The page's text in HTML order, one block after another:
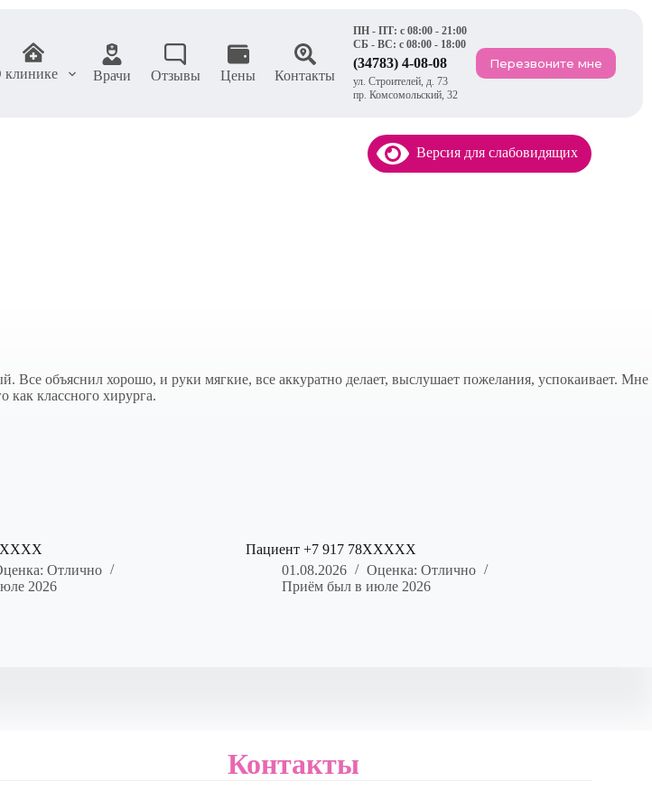
клинике Врачи Отзывы Цены Контакты
ПН - ПТ: с 08:00 - 21:00
СБ - ВС: с 08:00 - 18:00
(34783) 4-08-08
ул. Строителей, д. 73
пр. Комсомольский, 32
Перезвоните мне
Версия для слабовидящих
объяснил хорошо, и руки мягкие, все аккуратно делает, выслушает пожелания, успокаивает. Мне
как классного хирурга.
Отлично
2026
Пациент +7 917 78XXXXX
01.08.2026
Оценка: Отлично
Приём был в июле 2026
Контакты